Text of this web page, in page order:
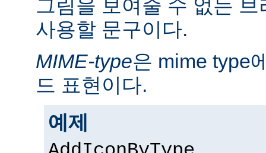
그림을 보여줄 수 없는
사용할 문구이다.
MIME-type은 mime type
드 표현이다.
예제